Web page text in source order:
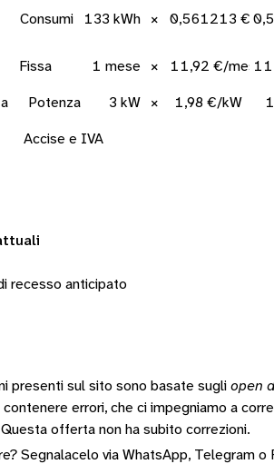
Consumi 133 kWh × 0,561213 €/
Fissa 1 mese × 11,92 €/mese
Potenza 3 kW × 1,98 €/kW
Accise e IVA
recesso anticipato
presenti sul sito sono basate sugli open
errori, che ci impegniamo a
Questa offerta non ha subito correzioni.
Segnalacelo via WhatsApp, Telegram o